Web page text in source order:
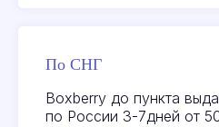
По СНГ
Boxberry до пункта
по России 3-7дней от
здесь:Яндекс